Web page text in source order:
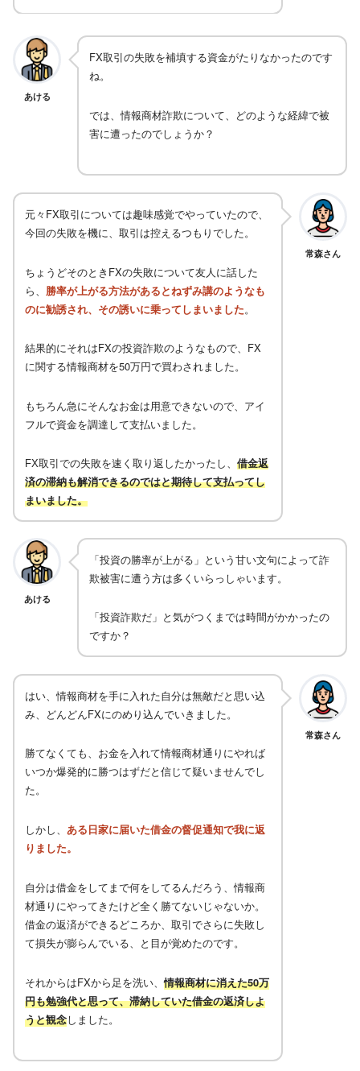
あける
FX取引の失敗を補填する資金がたりなかったのです
ね。
では、情報商材詐欺について、どのような経緯で被
害に遭ったのでしょうか？
元々FX取引については趣味感覚でやっていたので、
今回の失敗を機に、取引は控えるつもりでした。
ちょうどそのときFXの失敗について友人に話した
ら、 勝率が上がる方法があるとねずみ講のようなも
のに勧誘され、その誘いに乗ってしまいました。
結果的にそれはFXの投資詐欺のようなもので、FX
に関する情報商材を50万円で買わされました。
もちろん急にそんなお金は用意できないので、アイ
フルで資金を調達して支払いました。
FX取引での失敗を速く取り返したかったし、 借金返
済の滞納も解消できるのではと期待して支払ってし
まいました。
常森さん
あける
「投資の勝率が上がる」という甘い文句によって詐
欺被害に遭う方は多くいらっしゃいます。
「投資詐欺だ」と気がつくまでは時間がかかったの
ですか？
はい、情報商材を手に入れた自分は無敵だと思い込
み、どんどんFXにのめり込んでいきました。
勝てなくても、お金を入れて情報商材通りにやれば
いつか爆発的に勝つはずだと信じて疑いませんでし
た。
しかし、 ある日家に届いた借金の督促通知で我に返
りました。
自分は借金をしてまで何をしてるんだろう、情報商
材通りにやってきたけど全く勝てないじゃないか。
借金の返済ができるどころか、取引でさらに失敗し
て損失が膨らんでいる、と目が覚めたのです。
それからはFXから足を洗い、情報商材に消えた50万
円も勉強代と思って、滞納していた借金の返済しよ
うと観念しました。
常森さん